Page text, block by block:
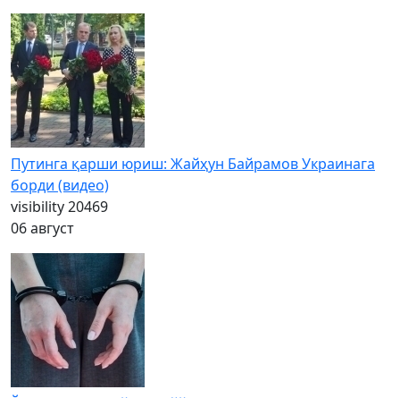
Путинга қарши юриш: Жайҳун Байрамов Украинага
борди (видео)
visibility20469
06 август